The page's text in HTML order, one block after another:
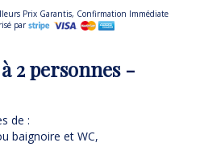
Prix Garantis, Confirmation Immédiate
par
2 personnes -
de :
baignoire et WC,